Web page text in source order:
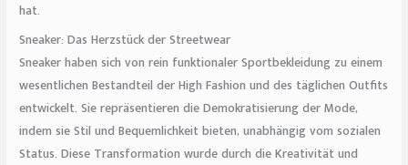
hat.
Sneaker: Das Herzstück der Streetwear
Sneaker haben sich von rein funktionaler Sportbekleidung zu einem
wesentlichen Bestandteil der High Fashion und des täglichen Outfits
entwickelt. Sie repräsentieren die Demokratisierung der Mode,
indem sie Stil und Bequemlichkeit bieten, unabhängig vom sozialen
Status. Diese Transformation wurde durch die Kreativität und